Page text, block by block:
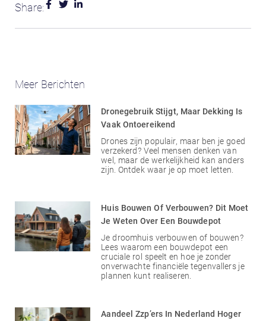
Share:
Meer Berichten
Dronegebruik Stijgt, Maar Dekking Is
Vaak Ontoereikend
Drones zijn populair, maar ben je goed
verzekerd? Veel mensen denken van
wel, maar de werkelijkheid kan anders
zijn. Ontdek waar je op moet letten.
Huis Bouwen Of Verbouwen? Dit Moet
Je Weten Over Een Bouwdepot
Je droomhuis verbouwen of bouwen?
Lees waarom een bouwdepot een
cruciale rol speelt en hoe je zonder
onverwachte financiële tegenvallers je
plannen kunt realiseren.
Aandeel Zzp’ers In Nederland Hoger